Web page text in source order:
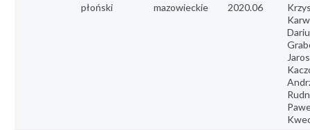
płoński mazowieckie 2020.06